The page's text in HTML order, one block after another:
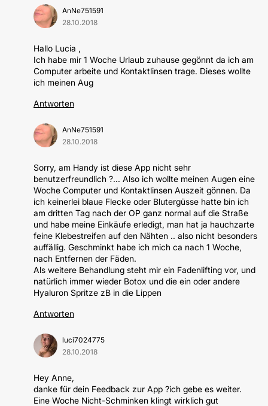
AnNe751591
28.10.2018
Hallo Lucia ,
Ich habe mir 1 Woche Urlaub zuhause gegönnt da ich am
Computer arbeite und Kontaktlinsen trage. Dieses wollte
ich meinen Aug
Antworten
AnNe751591
28.10.2018
Sorry, am Handy ist diese App nicht sehr
benutzerfreundlich ?... Also ich wollte meinen Augen eine
Woche Computer und Kontaktlinsen Auszeit gönnen. Da
ich keinerlei blaue Flecke oder Blutergüsse hatte bin ich
am dritten Tag nach der OP ganz normal auf die Straße
und habe meine Einkäufe erledigt, man hat ja hauchzarte
feine Klebestreifen auf den Nähten .. also nicht besonders
auffällig. Geschminkt habe ich mich ca nach 1 Woche,
nach Entfernen der Fäden.
Als weitere Behandlung steht mir ein Fadenlifting vor, und
natürlich immer wieder Botox und die ein oder andere
Hyaluron Spritze zB in die Lippen
Antworten
luci7024775
28.10.2018
Hey Anne,
danke für dein Feedback zur App ?ich gebe es weiter.
Eine Woche Nicht-Schminken klingt wirklich gut